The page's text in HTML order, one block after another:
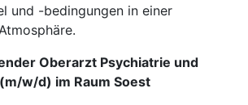
und -bedingungen in einer
Oberarzt Psychiatrie und
w/d) im Raum Soest